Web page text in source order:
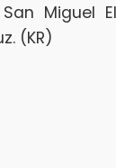
Miguel
(KR)